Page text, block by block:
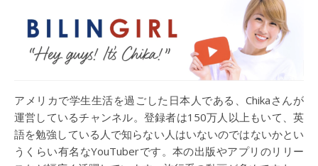
アメリカで学生生活を過ごした日本人である、Chikaさんが
運営しているチャンネル。登録者は150万人以上もいて、英
語を勉強している人で知らない人はいないのではないかとい
うくらい有名なYouTuberです。本の出版やアプリのリリー